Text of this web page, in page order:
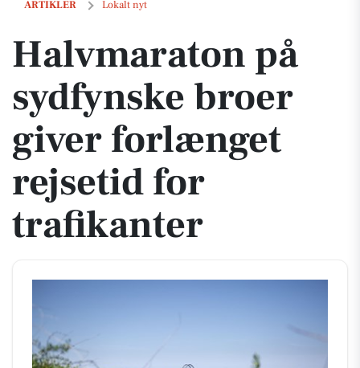
ARTIKLER Lokalt nyt
Halvmaraton på sydfynske broer giver forlænget rejsetid for
Halvmaraton på
sydfynske broer
giver forlænget
rejsetid for
trafikanter